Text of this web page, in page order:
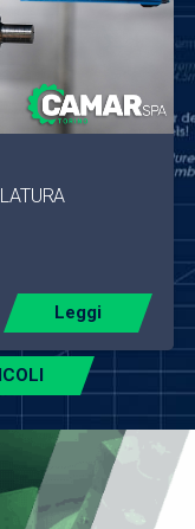
Leggi